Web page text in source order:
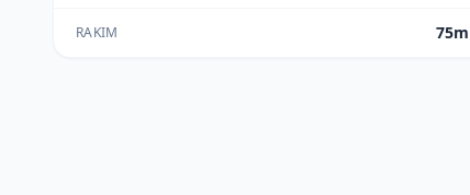
RAKIM 75m